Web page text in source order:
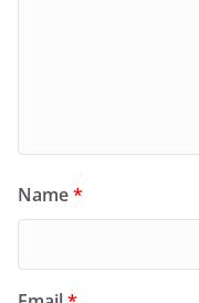
Name*